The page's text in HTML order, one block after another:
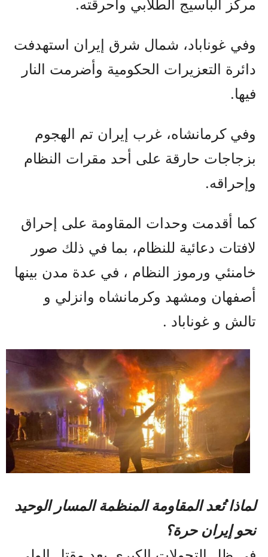
مركز الباسيج الطلابي وأحرقته.
وفي غوناباد، شمال شرق إيران استهدفت
دائرة التعزيرات الحكومية وأضرمت النار
فيها.
وفي كرمانشاه، غرب إيران تم الهجوم
بزجاجات حارقة على أحد مقرات النظام
وإحراقه.
كما أقدمت وحدات المقاومة على إحراق
لافتات دعائية للنظام، بما في ذلك صور
خامنئي ورموز النظام ، في عدة مدن بينها
أصفهان ومشهد وكرمانشاه وانزلي و
تالش و غوناباد .
لماذا تُعد المقاومة المنظمة المسار الوحيد
نحو إيران حرة؟